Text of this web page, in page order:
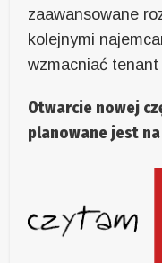
zaawansowane
kolejnymi
wzmacniać
Otwarcie nowej
planowane jest